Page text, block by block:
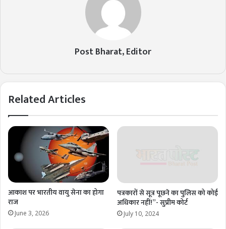
Post Bharat, Editor
Related Articles
आकाश पर भारतीय वायु सेना का होगा
राज
June 3, 2026
पत्रकारों से सूत्र पूछने का पुलिस को कोई
अधिकार नहीं!”- सुप्रीम कोर्ट
July 10, 2024